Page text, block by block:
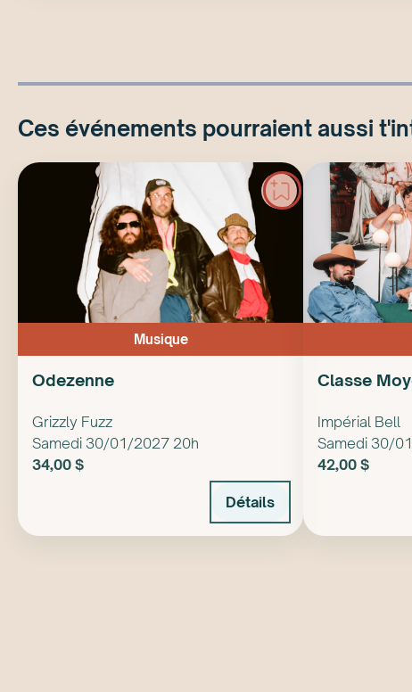
Ces événements pourraient aussi
Musique
Odezenne
Grizzly Fuzz
Samedi 30/01/2027 20h
34,00 $
Détails
Classe
Impérial Bell
Samedi 30/
42,00 $